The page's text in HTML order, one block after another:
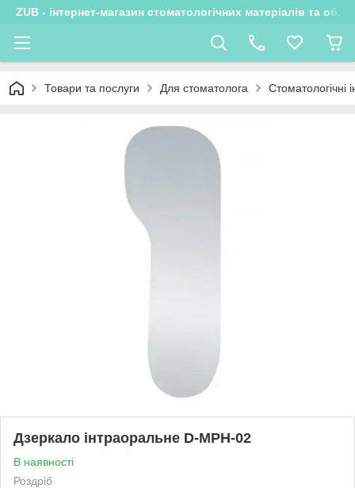
ZUB - інтернет-магазин стоматологічних матеріалів та
Товари та послуги Для стоматолога Стоматологічні
Дзеркало інтраоральне D-MPH-02
В наявності
Роздріб